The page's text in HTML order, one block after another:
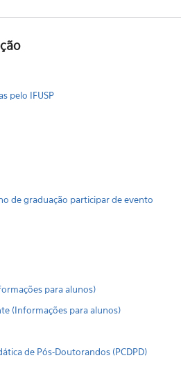
pelo IFUSP
de graduação participar de evento
para alunos)
(Informações para alunos)
de Pós-Doutorandos (PCDPD)